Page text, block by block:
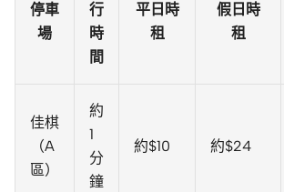
停車
場
行
時
間
平日時
租
假日時
租
佳棋
（A
區）
約
1
分
鐘
約$10 約$24